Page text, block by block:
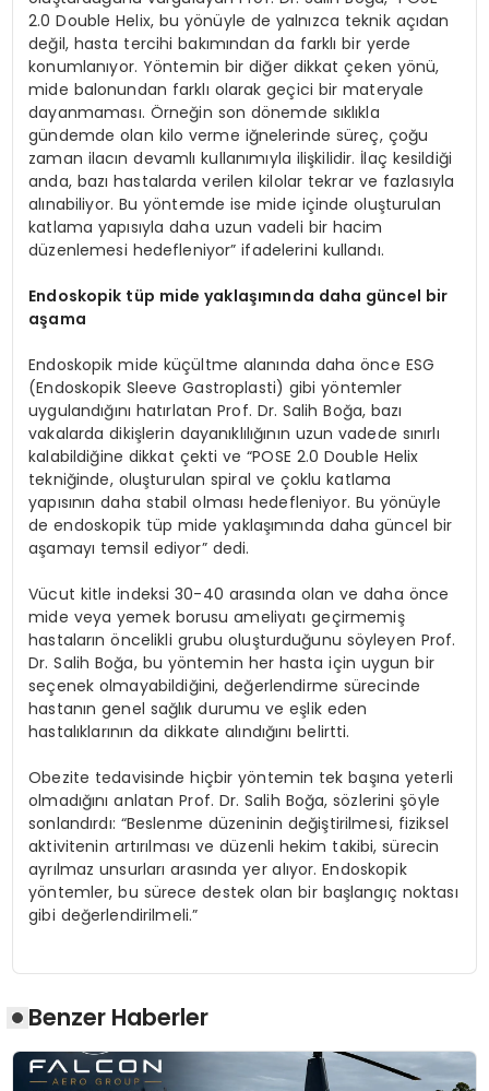
2.0 Double Helix, bu yönüyle de yalnızca teknik açıdan
değil, hasta tercihi bakımından da farklı bir yerde
konumlanıyor. Yöntemin bir diğer dikkat çeken yönü,
mide balonundan farklı olarak geçici bir materyale
dayanmaması. Örneğin son dönemde sıklıkla
gündemde olan kilo verme iğnelerinde süreç, çoğu
zaman ilacın devamlı kullanımıyla ilişkilidir. İlaç kesildiği
anda, bazı hastalarda verilen kilolar tekrar ve fazlasıyla
alınabiliyor. Bu yöntemde ise mide içinde oluşturulan
katlama yapısıyla daha uzun vadeli bir hacim
düzenlemesi hedefleniyor” ifadelerini kullandı.
Endoskopik tüp mide yaklaşımında daha güncel bir
aşama
Endoskopik mide küçültme alanında daha önce ESG
(Endoskopik Sleeve Gastroplasti) gibi yöntemler
uygulandığını hatırlatan Prof. Dr. Salih Boğa, bazı
vakalarda dikişlerin dayanıklılığının uzun vadede sınırlı
kalabildiğine dikkat çekti ve “POSE 2.0 Double Helix
tekniğinde, oluşturulan spiral ve çoklu katlama
yapısının daha stabil olması hedefleniyor. Bu yönüyle
de endoskopik tüp mide yaklaşımında daha güncel bir
aşamayı temsil ediyor” dedi.
Vücut kitle indeksi 30-40 arasında olan ve daha önce
mide veya yemek borusu ameliyatı geçirmemiş
hastaların öncelikli grubu oluşturduğunu söyleyen Prof.
Dr. Salih Boğa, bu yöntemin her hasta için uygun bir
seçenek olmayabildiğini, değerlendirme sürecinde
hastanın genel sağlık durumu ve eşlik eden
hastalıklarının da dikkate alındığını belirtti.
Obezite tedavisinde hiçbir yöntemin tek başına yeterli
olmadığını anlatan Prof. Dr. Salih Boğa, sözlerini şöyle
sonlandırdı: “Beslenme düzeninin değiştirilmesi, fiziksel
aktivitenin artırılması ve düzenli hekim takibi, sürecin
ayrılmaz unsurları arasında yer alıyor. Endoskopik
yöntemler, bu sürece destek olan bir başlangıç noktası
gibi değerlendirilmeli.”
Benzer Haberler